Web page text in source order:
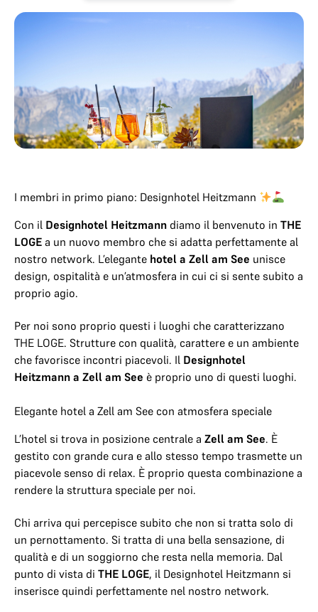
I membri in primo piano: Designhotel Heitzmann
Con il Designhotel Heitzmann diamo il benvenuto in THE
LOGE a un nuovo membro che si adatta perfettamente al
nostro network. L’elegante hotel a Zell am See unisce
design, ospitalità e un’atmosfera in cui ci si sente subito a
proprio agio.
Per noi sono proprio questi i luoghi che caratterizzano
THE LOGE. Strutture con qualità, carattere e un ambiente
che favorisce incontri piacevoli. Il Designhotel
Heitzmann a Zell am See è proprio uno di questi luoghi.
Elegante hotel a Zell am See con atmosfera speciale
L’hotel si trova in posizione centrale a Zell am See. È
gestito con grande cura e allo stesso tempo trasmette un
piacevole senso di relax. È proprio questa combinazione a
rendere la struttura speciale per noi.
Chi arriva qui percepisce subito che non si tratta solo di
un pernottamento. Si tratta di una bella sensazione, di
qualità e di un soggiorno che resta nella memoria. Dal
punto di vista di THE LOGE, il Designhotel Heitzmann si
inserisce quindi perfettamente nel nostro network.